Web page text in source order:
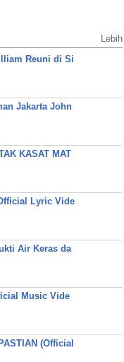
Lebih
Reuni di Si
Jakarta John
KASAT MAT
Lyric Vide
Air Keras da
Music Vide
(Official